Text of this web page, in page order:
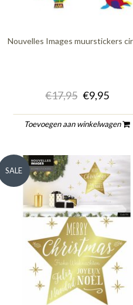
Nouvelles Images muurstickers
€17,95 €9,95
Toevoegen aan winkelwagen
SALE